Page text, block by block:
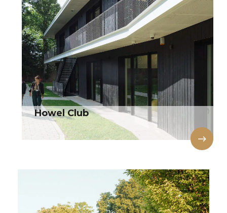
Howel Club